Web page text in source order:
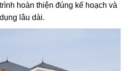
hoàn thiện đúng kế hoạch và
lâu dài.